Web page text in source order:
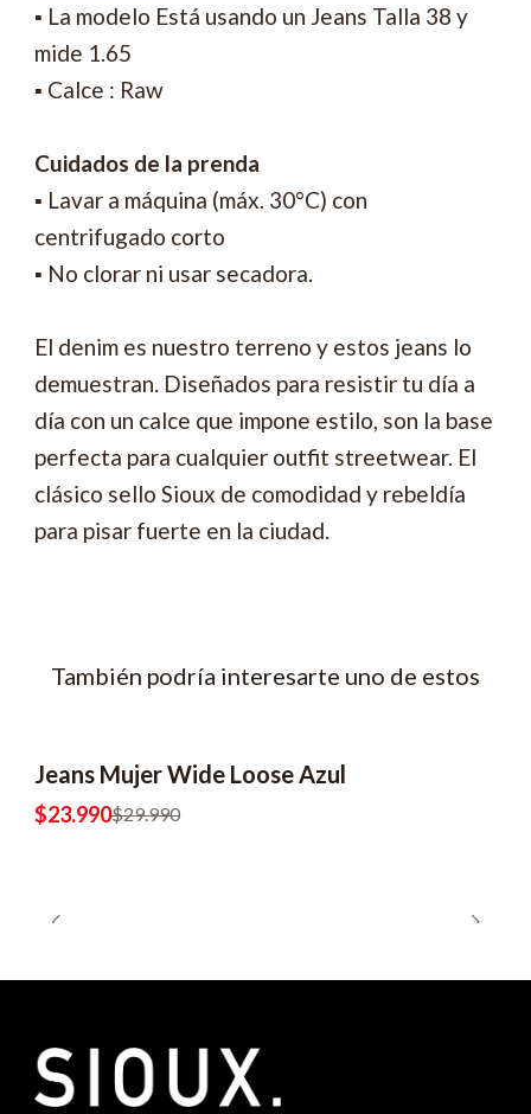
▪ La modelo Está usando un Jeans Talla 38 y
mide 1.65
▪ Calce : Raw
Cuidados de la prenda
▪ Lavar a máquina (máx. 30°C) con
centrifugado corto
▪ No clorar ni usar secadora.
El denim es nuestro terreno y estos jeans lo
demuestran. Diseñados para resistir tu día a
día con un calce que impone estilo, son la base
perfecta para cualquier outfit streetwear. El
clásico sello Sioux de comodidad y rebeldía
para pisar fuerte en la ciudad.
También podría interesarte uno de estos
Jeans Mujer Wide Loose Azul
$23.990$29.990